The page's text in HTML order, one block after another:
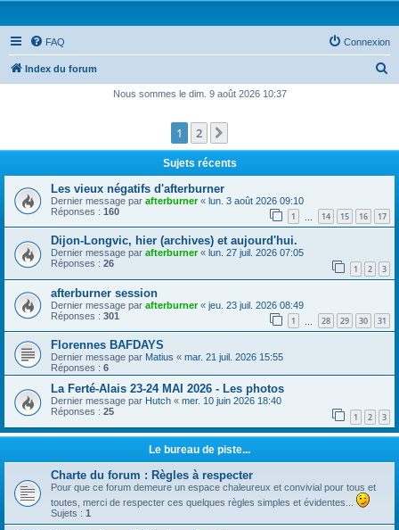
FAQ Connexion
Index du forum
e
r
r
Nous sommes le dim. 9 août 2026 10:37
1 2
Sujets récents
Les vieux négatifs d'afterburner
Dernier message par afterburner« lun. 3 août 2026 09:10
Réponses : 160 1 14 15 16 17
Dijon-Longvic, hier (archives) et aujourd'hui.
Dernier message par afterburner« lun. 27 juil. 2026 07:05
Réponses : 26 1 2 3
afterburner session
Dernier message par afterburner« jeu. 23 juil. 2026 08:49
Réponses : 301 1 28 29 30 31
Florennes BAFDAYS
Dernier message par Matius « mar. 21 juil. 2026 15:55
Réponses : 6
La Ferté-Alais 23-24 MAI 2026 - Les photos
Dernier message par Hutch « mer. 10 juin 2026 18:40
Réponses : 25 1 2 3
Le bureau de piste...
Charte du forum : Règles à respecter
Pour que ce forum demeure un espace chaleureux et convivial pour tous et
toutes, merci de respecter ces quelques règles simples et évidentes...
Sujets : 1